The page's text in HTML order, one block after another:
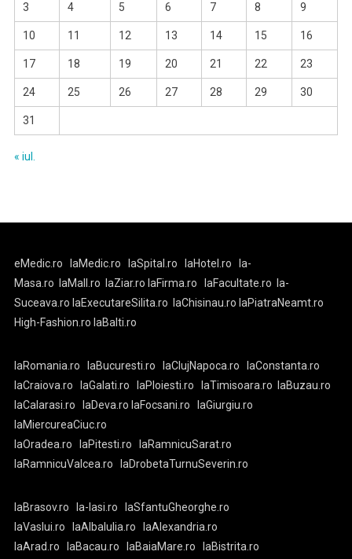
3 4 5 6 7 8 9
10 11 12 13 14 15 16
17 18 19 20 21 22 23
24 25 26 27 28 29 30
31
« iul.
eMedic.ro laMedic.ro laSpital.ro laHotel.ro
la-
Masa.ro
laMall.ro laZiar.ro laFirma.ro laFacultate.ro
la-
Suceava.ro laExecutareSilita.ro laChisinau.ro laPiatraNeamt.ro
High-Fashion.ro laBalti.ro
laRomania.ro laBucuresti.ro laClujNapoca.ro
laConstanta.ro
laCraiova.ro
laGalati.ro laPloiesti.ro laTimisoara.ro
laBuzau.ro
laCalarasi.ro
laDeva.ro laFocsani.ro
laGiurgiu.ro
laMiercureaCiuc.ro
laOradea.ro
laPitesti.ro
laRamnicuSarat.ro
laRamnicuValcea.ro
laDrobetaTurnuSeverin.ro
laBrasov.ro la-Iasi.ro
laSfantuGheorghe.ro
laVaslui.ro
laAlbaIulia.ro
laAlexandria.ro
laArad.ro
laBacau.ro laBaiaMare.ro laBistrita.ro